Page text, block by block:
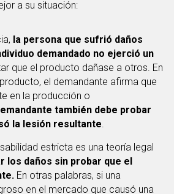
a su situación:
la persona que sufrió daños
demandado no ejerció un
que el producto dañase a otros. En
el demandante afirma que
en la producción o
también debe probar
la lesión resultante
estricta es una teoría legal
los daños sin probar que el
En otras palabras, si una
en el mercado que causó una